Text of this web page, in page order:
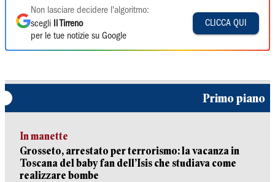
Non lasciare decidere l'algoritmo:
scegli
Il Tirreno
per le tue notizie su Google
CLICCA QUI
Primo piano
In manette
Grosseto, arrestato per terrorismo: la vacanza in
Toscana del baby fan dell’Isis che studiava come
realizzare bombe